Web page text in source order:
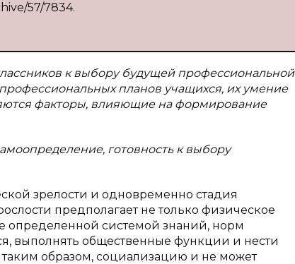
57/7834.
к выбору будущей профессиональной
планов учащихся, их умение
факторы, влияющие на формирование
готовность к выбору
зрелости и одновременно стадия
предполагает не только физическое
определенной системой знаний, норм
выполнять общественные функции и нести
таким образом, социализацию и не может